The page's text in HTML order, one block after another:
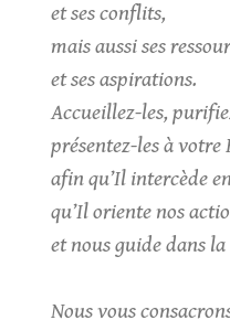
et ses conflits,
mais aussi ses
et ses aspirations.
Accueillez-les,
présentez-les à votre
afin qu’Il intercède
qu’Il oriente nos
et nous guide dans
Nous vous